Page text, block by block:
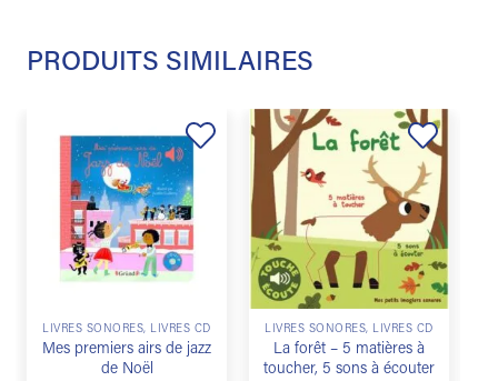
PRODUITS SIMILAIRES
Ajouter
à la
liste de
souhaits
LIVRES SONORES, LIVRES CD
Mes premiers airs de jazz
de Noël
Ajouter
à la
liste de
souhaits
LIVRES SONORES, LIVRES CD
La forêt – 5 matières à
toucher, 5 sons à écouter